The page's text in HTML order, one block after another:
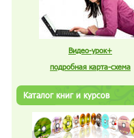
Видео-урок+
подробная карта-схема
Каталог книг и курсов